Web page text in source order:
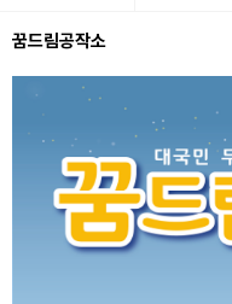
꿈드림공작소